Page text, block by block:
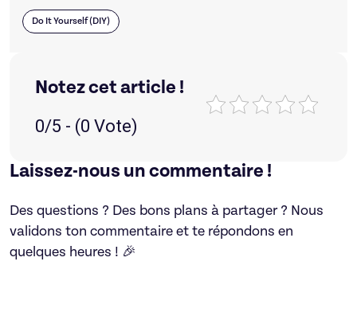
Do It Yourself (DIY)
Notez cet article !
0/5 - (0 Vote)
Laissez-nous un commentaire !
Des questions ? Des bons plans à partager ? Nous
validons ton commentaire et te répondons en
quelques heures ! 🎉